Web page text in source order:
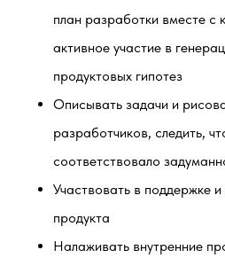
план разработки вместе с
активное участие в
продуктовых гипотез
Описывать задачи и
разработчиков, следить,
соответствовало
Участвовать в поддержке и
продукта
Налаживать внутренние